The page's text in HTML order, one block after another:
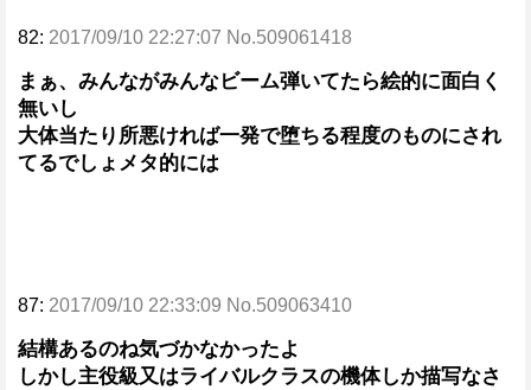
82: 2017/09/10 22:27:07 No.509061418
まぁ、みんながみんなビーム弾いてたら絵的に面白く
無いし
大体当たり所悪ければ一発で堕ちる程度のものにされ
てるでしょメタ的には
87: 2017/09/10 22:33:09 No.509063410
結構あるのね気づかなかったよ
しかし主役級又はライバルクラスの機体しか描写なさ